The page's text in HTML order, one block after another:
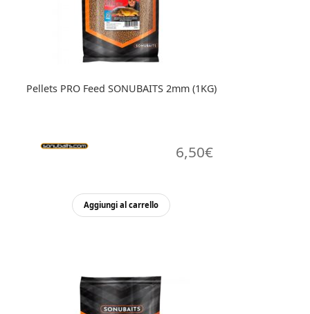
Pellets PRO Feed SONUBAITS 2mm (1KG)
6,50€
Aggiungi al carrello